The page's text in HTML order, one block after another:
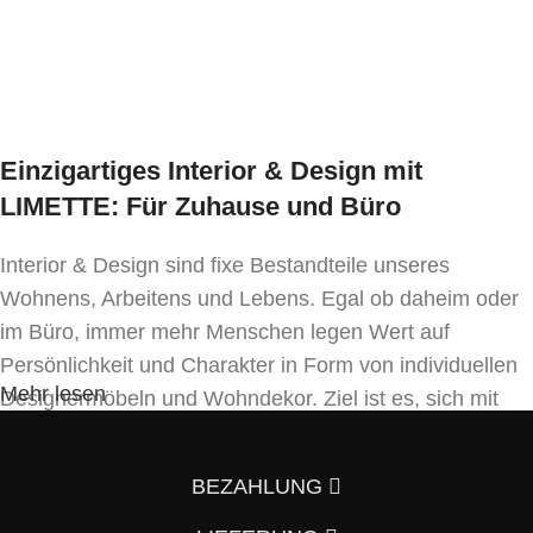
1 Stk
Verfügbarkeit:
Lieferzeit circa 2 – 3 Wochen
Einzigartiges Interior & Design mit
LIMETTE: Für Zuhause und Büro
Interior & Design sind fixe Bestandteile unseres
Wohnens, Arbeitens und Lebens. Egal ob daheim oder
im Büro, immer mehr Menschen legen Wert auf
Persönlichkeit und Charakter in Form von individuellen
Designermöbeln und Wohndekor. Ziel ist es, sich mit
von der Masse abzuheben.
Mehr lesen
BEZAHLUNG